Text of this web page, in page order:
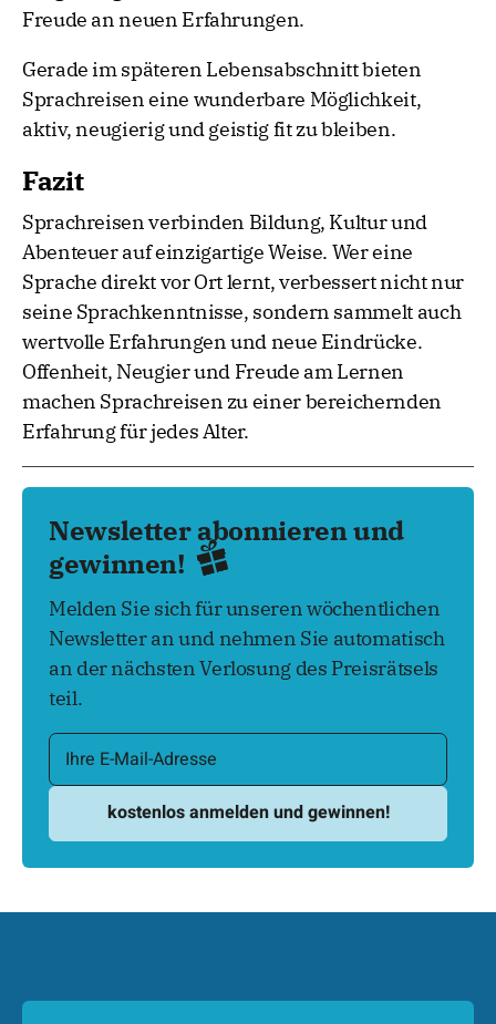
Freude an neuen Erfahrungen.
Gerade im späteren Lebensabschnitt bieten
Sprachreisen eine wunderbare Möglichkeit,
aktiv, neugierig und geistig fit zu bleiben.
Fazit
Sprachreisen verbinden Bildung, Kultur und
Abenteuer auf einzigartige Weise. Wer eine
Sprache direkt vor Ort lernt, verbessert nicht nur
seine Sprachkenntnisse, sondern sammelt auch
wertvolle Erfahrungen und neue Eindrücke.
Offenheit, Neugier und Freude am Lernen
machen Sprachreisen zu einer bereichernden
Erfahrung für jedes Alter.
Newsletter abonnieren und
gewinnen!
Melden Sie sich für unseren wöchentlichen
Newsletter an und nehmen Sie automatisch
an der nächsten Verlosung des Preisrätsels
teil.